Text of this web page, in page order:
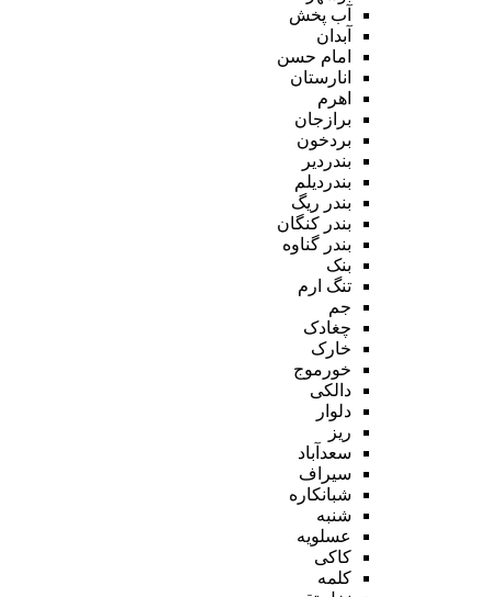
آب پخش
آبدان
امام حسن
انارستان
اهرم
برازجان
بردخون
بندردیر
بندردیلم
بندر ریگ
بندر کنگان
بندر گناوه
بنک
تنگ ارم
جم
چغادک
خارک
خورموج
دالکی
دلوار
ریز
سعدآباد
سیراف
شبانکاره
شنبه
عسلویه
کاکی
کلمه